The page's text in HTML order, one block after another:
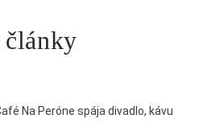
Na Peróne spája divadlo, kávu